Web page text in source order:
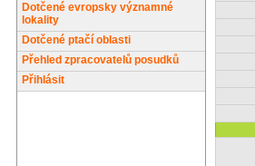
Dotčené evropsky významné
lokality
Dotčené ptačí oblasti
Přehled zpracovatelů posudků
Přihlásit